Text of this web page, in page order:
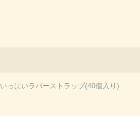
っぱいラバーストラップ(40個入り)